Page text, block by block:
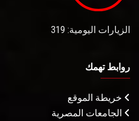
الزيارات اليومية: 319
روابط تهمك
خريطة الموقع
الجامعات المصرية